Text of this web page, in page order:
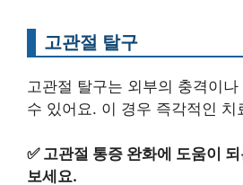
고관절 탈구
고관절 탈구는 외부의 충격이
수 있어요. 이 경우 즉각적인 치
✅ 고관절 통증 완화에 도움이
보세요.